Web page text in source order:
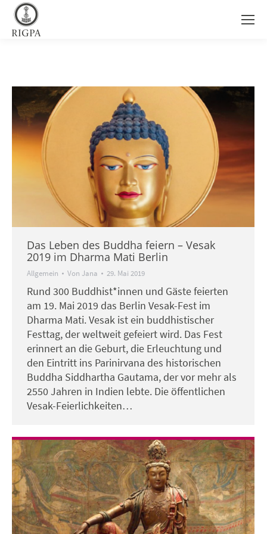
Das Leben des Buddha feiern – Vesak
2019 im Dharma Mati Berlin
Allgemein Von Jana 29. Mai 2019
Rund 300 Buddhist*innen und Gäste feierten
am 19. Mai 2019 das Berlin Vesak-Fest im
Dharma Mati. Vesak ist ein buddhistischer
Festtag, der weltweit gefeiert wird. Das Fest
erinnert an die Geburt, die Erleuchtung und
den Eintritt ins Parinirvana des historischen
Buddha Siddhartha Gautama, der vor mehr als
2550 Jahren in Indien lebte. Die öffentlichen
Vesak-Feierlichkeiten…